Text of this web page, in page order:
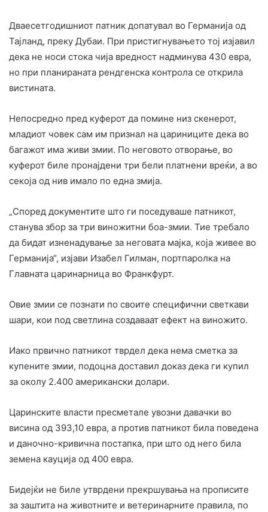
Дваесетгодишниот патник допатувал во Германија од
Тајланд, преку Дубаи. При пристигнувањето тој изјавил
дека не носи стока чија вредност надминува 430 евра,
но при планираната рендгенска контрола се открила
вистината.
Непосредно пред куферот да помине низ скенерот,
младиот човек сам им признал на цариниците дека во
багажот има живи змии. По неговото отворање, во
куферот биле пронајдени три бели платнени вреќи, а во
секоја од нив имало по една змија.
„Според документите што ги поседуваше патникот,
станува збор за три виножитни боа-змии. Тие требало
да бидат изненадување за неговата мајка, која живее во
Германија“, изјави Изабел Гилман, портпаролка на
Главната царинарница во Франкфурт.
Овие змии се познати по своите специфични светкави
шари, кои под светлина создаваат ефект на виножито.
Иако првично патникот тврдел дека нема сметка за
купените змии, подоцна доставил доказ дека ги купил
за околу 2.400 американски долари.
Царинските власти пресметале увозни давачки во
висина од 393,10 евра, а против патникот била поведена
и даночно-кривична постапка, при што од него била
земена кауција од 400 евра.
Бидејќи не биле утврдени прекршувања на прописите
за заштита на животните и ветеринарните правила, по